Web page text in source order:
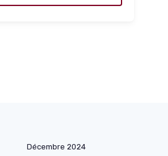
Décembre 2024